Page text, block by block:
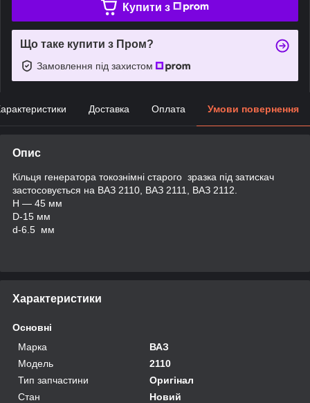
Купити з
Що таке купити з Пром?
Замовлення під захистом
Доставка Оплата Умови повернення
Опис
Кільця генератора токознімні старого зразка під затискач
застосовується на ВАЗ 2110, ВАЗ 2111, ВАЗ 2112.
H — 45 мм
D-15 мм
d-6.5 мм
Характеристики
Основні
Марка
ВАЗ
Модель
2110
Тип запчастини
Оригінал
Стан
Новий